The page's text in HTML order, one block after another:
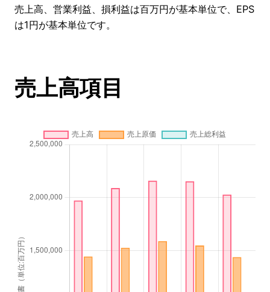
売上高、営業利益、損利益は百万円が基本単位で、EPS
は1円が基本単位です。
売上高項目